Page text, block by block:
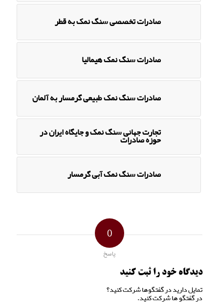
صادرات تخصصی سنگ نمک به قطر
صادرات سنگ نمک هیمالیا
صادرات سنگ نمک طبیعی گرمسار به آلمان
تجارت جهانی سنگ نمک و جایگاه ایران در
حوزه صادرات
صادرات سنگ نمک آبی گرمسار
0
پاسخ
دیدگاه خود را ثبت کنید
تمایل دارید در گفتگوها شرکت کنید؟
در گفتگو ها شرکت کنید.